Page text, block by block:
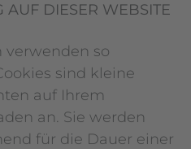
AUF DIESER WEBSITE
verwenden so
sind kleine
auf Ihrem
an. Sie werden
für die Dauer einer